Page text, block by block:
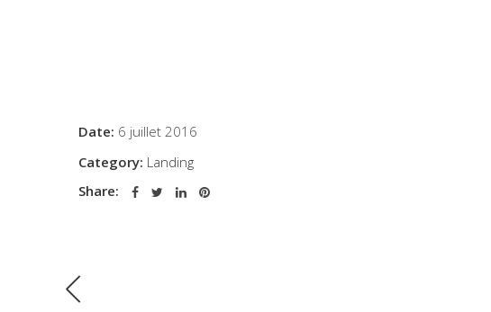
Date: 6 juillet 2016
Category: Landing
Share: